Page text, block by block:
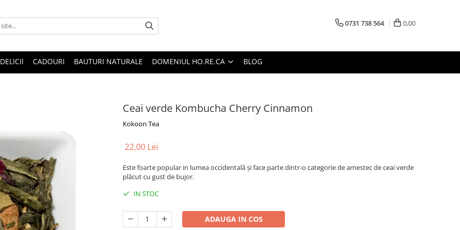
0731 738 564 0,00
DELICII CADOURI BAUTURI NATURALE DOMENIUL HO.RE.CA BLOG
Ceai verde Kombucha Cherry Cinnamon
Kokoon Tea
22,00 Lei
Este foarte popular in lumea occidentală și face parte dintr-o categorie de amestec de ceai verde
plăcut cu gust de bujor.
IN STOC
ADAUGA IN COS